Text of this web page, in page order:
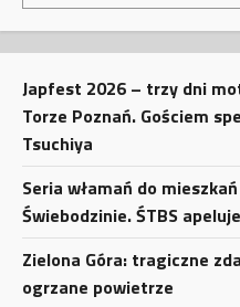
Japfest 2026 – trzy dni
Torze Poznań. Gościem
Tsuchiya
Seria włamań do
Świebodzinie. ŚTBS
Zielona Góra: tragiczne
ogrzane powietrze